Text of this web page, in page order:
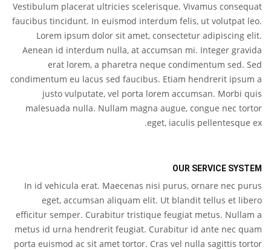
Vestibulum placerat ultricies scelerisque. Vivamus consequat
faucibus tincidunt. In euismod interdum felis, ut volutpat leo.
Lorem ipsum dolor sit amet, consectetur adipiscing elit.
Aenean id interdum nulla, at accumsan mi. Integer gravida
erat lorem, a pharetra neque condimentum sed. Sed
condimentum eu lacus sed faucibus. Etiam hendrerit ipsum a
justo vulputate, vel porta lorem accumsan. Morbi quis
malesuada nulla. Nullam magna augue, congue nec tortor
eget, iaculis pellentesque ex.
OUR SERVICE SYSTEM
In id vehicula erat. Maecenas nisi purus, ornare nec purus
eget, accumsan aliquam elit. Ut blandit tellus et libero
efficitur semper. Curabitur tristique feugiat metus. Nullam a
metus id urna hendrerit feugiat. Curabitur id ante nec quam
porta euismod ac sit amet tortor. Cras vel nulla sagittis tortor